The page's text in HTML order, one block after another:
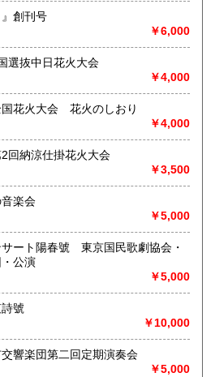
円
イヤル 0120-006-229 (担当・
当店にご相談ください。
次第、即日に参上いたします。古
、大量大歓迎です。
古文書、紙物チラシ、郷土資料、地
文学、雑誌等)に力を入れておりま
り扱いしておりますので引越し増
県の方、日時打ち合わせの後、ご
させていただきます。
さい。
りいただければ、即日に評価しご
町栄284 扶桑文庫 担当井
創刊号
￥6,000
選抜中日花火大会
￥4,000
国花火大会 花火のしおり
￥4,000
2回納涼仕掛花火大会
￥3,500
音楽会
￥5,000
サート陽春號 東京国民歌劇協会・
公演
￥5,000
號
￥10,000
交響楽団第二回定期演奏会
￥5,000